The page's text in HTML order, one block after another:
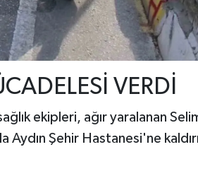
VERDİ
ekipleri, ağır yaralanan
Şehir Hastanesi'ne